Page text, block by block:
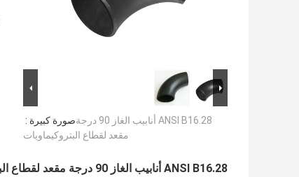
صورة كبيرة :ANSI B16.28 أنابيب الغاز 90 درجة
مقعد لقطاع البتروكيماويات
ANSI B16.28 أنابيب الغاز 90 درجة مقعد لقطاع البتروكيماويات